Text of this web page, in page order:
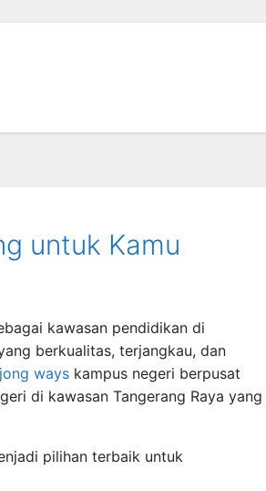
untuk Kamu
kawasan pendidikan di
berkualitas, terjangkau, dan
ways kampus negeri berpusat
di kawasan Tangerang Raya yang
pilihan terbaik untuk